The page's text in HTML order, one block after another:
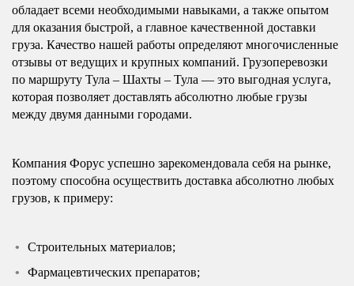
обладает всеми необходимыми навыками, а также опытом
для оказания быстрой, а главное качественной доставки
груза. Качество нашей работы определяют многочисленные
отзывы от ведущих и крупных компаний. Грузоперевозки
по маршруту Тула – Шахты – Тула — это выгодная услуга,
которая позволяет доставлять абсолютно любые грузы
между двумя данными городами.
Компания Форус успешно зарекомендовала себя на рынке,
поэтому способна осуществить доставка абсолютно любых
грузов, к примеру:
Строительных материалов;
Фармацевтических препаратов;